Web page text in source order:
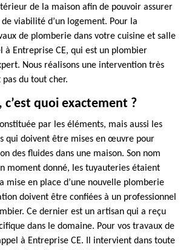
de la maison afin de pouvoir assurer
viabilité d’un logement. Pour la
de plomberie dans votre cuisine et salle
à Entreprise CE, qui est un plombier
Nous réalisons une intervention très
du tout cher.
c’est quoi exactement ?
par les éléments, mais aussi les
qui doivent être mises en œuvre pour
des fluides dans une maison. Son nom
moment donné, les tuyauteries étaient
mise en place d’une nouvelle plomberie
doivent être confiées à un professionnel
Ce dernier est un artisan qui a reçu
dans le domaine. Pour vos travaux de
à Entreprise CE. Il intervient dans toute